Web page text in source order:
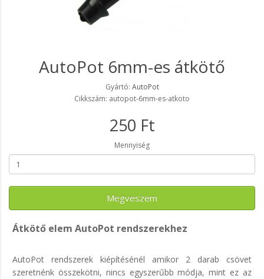
AutoPot 6mm-es átkötő
Gyártó: AutoPot
Cikkszám: autopot-6mm-es-atkoto
250 Ft
Mennyiség
Megveszem
Átkötő elem AutoPot rendszerekhez
AutoPot rendszerek kiépítésénél amikor 2 darab csövet
szeretnénk összekötni, nincs egyszerűbb módja, mint ez az